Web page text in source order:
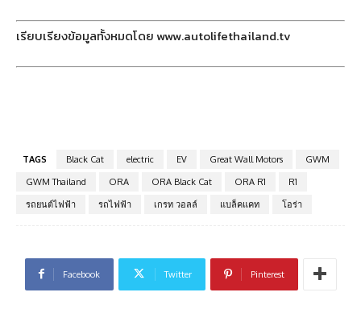
เรียบเรียงข้อมูลทั้งหมดโดย www.autolifethailand.tv
TAGS Black Cat electric EV Great Wall Motors
GWM
GWM Thailand
ORA ORA Black Cat ORA R1
R1
รถยนต์ไฟฟ้า
รถไฟฟ้า เกรท วอลล์ แบล็คแคท โอร่า
Facebook Twitter Pinterest